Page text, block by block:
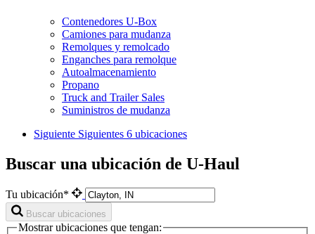
Contenedores U-Box
Camiones para mudanza
Remolques y remolcado
Enganches para remolque
Autoalmacenamiento
Propano
Truck and Trailer Sales
Suministros de mudanza
Siguiente Siguientes 6 ubicaciones
Buscar una ubicación de U-Haul
Tu ubicación*
Buscar ubicaciones
Mostrar ubicaciones que tengan: